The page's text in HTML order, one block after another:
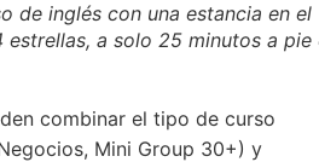
de inglés con una estancia en el
estrellas, a solo 25 minutos a pie
combinar el tipo de curso
Mini Group 30+) y